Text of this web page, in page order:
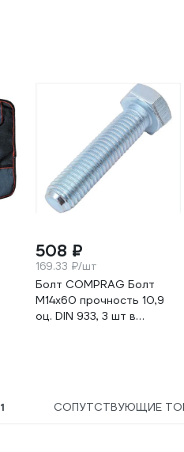
508 ₽
169.33 ₽/шт
Болт COMPRAG Болт
М14х60 прочность 10,9
оц. DIN 933, 3 шт в
СОПУТСТВУЮЩИЕ